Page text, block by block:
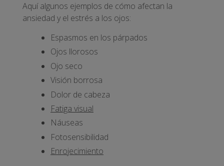
Aquí algunos ejemplos de cómo afectan la
ansiedad y el estrés a los ojos:
Espasmos en los párpados
Ojos llorosos
Ojo seco
Visión borrosa
Dolor de cabeza
Fatiga visual
Náuseas
Fotosensibilidad
Enrojecimiento